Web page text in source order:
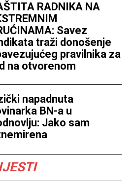
RADNIKA NA
Savez
traži donošenje
pravilnika za
na otvorenom
napadnuta
BN-a u
Jako sam